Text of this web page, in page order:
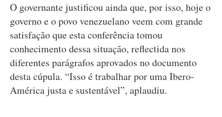
O governante justificou ainda que, por isso, hoje o
governo e o povo venezuelano veem com grande
satisfação que esta conferência tomou
conhecimento dessa situação, reflectida nos
diferentes parágrafos aprovados no documento
desta cúpula. “Isso é trabalhar por uma Ibero-
América justa e sustentável”, aplaudiu.